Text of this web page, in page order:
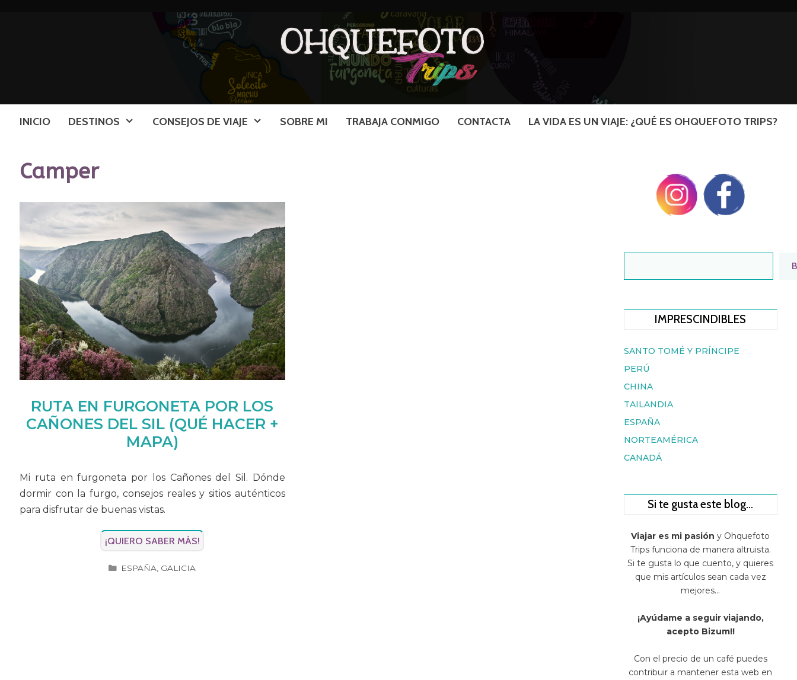
INICIO DESTINOS CONSEJOS DE VIAJE SOBRE MI TRABAJA CONMIGO CONTACTA LA VIDA ES UN VIAJE: ¿QUÉ ES OHQUEFOTO TRIPS?
Camper
RUTA EN FURGONETA POR LOS
CAÑONES DEL SIL (QUÉ HACER +
MAPA)
Mi ruta en furgoneta por los Cañones del Sil. Dónde
dormir con la furgo, consejos reales y sitios auténticos
para disfrutar de buenas vistas.
¡QUIERO SABER MÁS!
CATEGORÍAS
ESPAÑA GALICIA
IMPRESCINDIBLES
SANTO TOMÉ Y PRÍNCIPE
PERÚ
CHINA
TAILANDIA
ESPAÑA
NORTEAMÉRICA
CANADÁ
Si te gusta este blog…
Viajar es mi pasión y Ohquefoto
Trips funciona de manera altruista.
Si te gusta lo que cuento, y quieres
que mis artículos sean cada vez
mejores…
¡Ayúdame a seguir viajando,
acepto Bizum!!
Con el precio de un café puedes
contribuir a mantener esta web en